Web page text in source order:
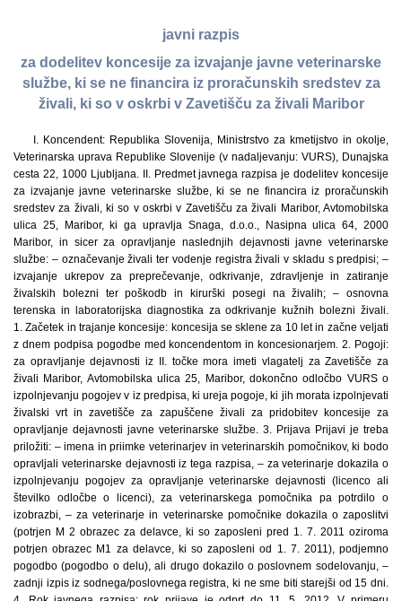
javni razpis
za dodelitev koncesije za izvajanje javne veterinarske
službe, ki se ne financira iz proračunskih sredstev za
živali, ki so v oskrbi v Zavetišču za živali Maribor
I. Koncendent: Republika Slovenija, Ministrstvo za kmetijstvo in okolje,
Veterinarska uprava Republike Slovenije (v nadaljevanju: VURS), Dunajska
cesta 22, 1000 Ljubljana. II. Predmet javnega razpisa je dodelitev koncesije
za izvajanje javne veterinarske službe, ki se ne financira iz proračunskih
sredstev za živali, ki so v oskrbi v Zavetišču za živali Maribor, Avtomobilska
ulica 25, Maribor, ki ga upravlja Snaga, d.o.o., Nasipna ulica 64, 2000
Maribor, in sicer za opravljanje naslednjih dejavnosti javne veterinarske
službe: – označevanje živali ter vodenje registra živali v skladu s predpisi; –
izvajanje ukrepov za preprečevanje, odkrivanje, zdravljenje in zatiranje
živalskih bolezni ter poškodb in kirurški posegi na živalih; – osnovna
terenska in laboratorijska diagnostika za odkrivanje kužnih bolezni živali.
1. Začetek in trajanje koncesije: koncesija se sklene za 10 let in začne veljati
z dnem podpisa pogodbe med koncendentom in koncesionarjem. 2. Pogoji:
za opravljanje dejavnosti iz II. točke mora imeti vlagatelj za Zavetišče za
živali Maribor, Avtomobilska ulica 25, Maribor, dokončno odločbo VURS o
izpolnjevanju pogojev v iz predpisa, ki ureja pogoje, ki jih morata izpolnjevati
živalski vrt in zavetišče za zapuščene živali za pridobitev koncesije za
opravljanje dejavnosti javne veterinarske službe. 3. Prijava Prijavi je treba
priložiti: – imena in priimke veterinarjev in veterinarskih pomočnikov, ki bodo
opravljali veterinarske dejavnosti iz tega razpisa, – za veterinarje dokazila o
izpolnjevanju pogojev za opravljanje veterinarske dejavnosti (licenco ali
številko odločbe o licenci), za veterinarskega pomočnika pa potrdilo o
izobrazbi, – za veterinarje in veterinarske pomočnike dokazila o zaposlitvi
(potrjen M 2 obrazec za delavce, ki so zaposleni pred 1. 7. 2011 oziroma
potrjen obrazec M1 za delavce, ki so zaposleni od 1. 7. 2011), podjemno
pogodbo (pogodbo o delu), ali drugo dokazilo o poslovnem sodelovanju, –
zadnji izpis iz sodnega/poslovnega registra, ki ne sme biti starejši od 15 dni.